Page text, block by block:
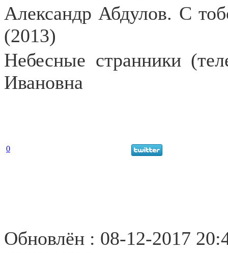
Александр Абдулов. С
(2013)
Небесные странники
Ивановна
0
Обновлён : 08-12-2017